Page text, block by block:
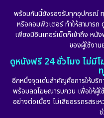
พร้อมกันนี้ยังรองรับทุกอุปกรณ์ ทุ
หรือคอมพิวเตอร์ ทำให้สามารถ
เพียงมีอินเทอร์เน็ตก็เข้าถึง หนั
ของผู้ใช้งา
ดูหนังฟรี 24 ชั่วโมง ไม่มี
อีกหนึ่งจุดเด่นสำคัญคือการให้บริ
พร้อมลดโฆษณารบกวน เพื่อให้ผู้ใ
อย่างต่อเนื่อง ไม่เสียอรรถรสระ